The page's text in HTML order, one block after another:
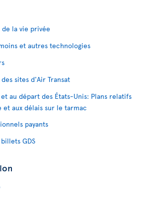
la vie privée
et autres technologies
sites d'Air Transat
au départ des États-Unis: Plans relatifs
aux délais sur le tarmac
payants
GDS